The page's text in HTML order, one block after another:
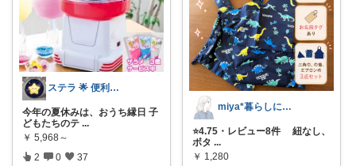
ステラ 🌟 便利グッズと素敵なアイテム
今年の夏休みは、おうち縁日 子
どもたちのテ ...
￥ 5,968～
2 0 37
miya*暮らしに役立つ楽天セレクト
⭐️4.75・レビュー8件 紐なし、
ボタ ...
￥ 1,280